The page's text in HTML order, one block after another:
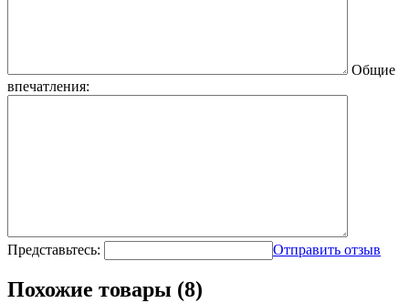
Общие
впечатления:
Представьтесь: Отправить отзыв
Похожие товары (8)